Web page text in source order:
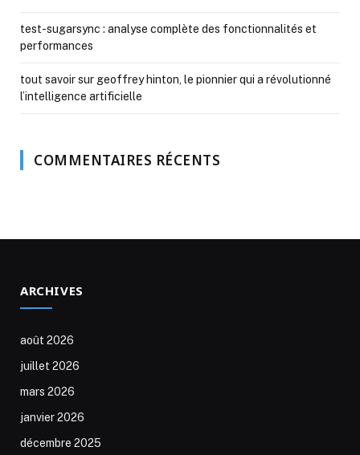
test-sugarsync : analyse complète des fonctionnalités et
performances
tout savoir sur geoffrey hinton, le pionnier qui a révolutionné
l’intelligence artificielle
COMMENTAIRES RÉCENTS
ARCHIVES
août 2026
juillet 2026
mars 2026
janvier 2026
décembre 2025